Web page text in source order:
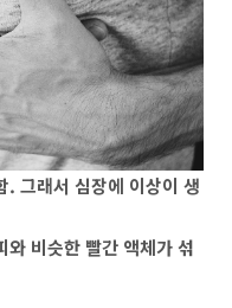
. 그래서 심장에 이상이 생
비슷한 빨간 액체가 섞